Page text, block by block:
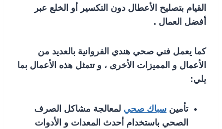
القيام بتصليح الأعطال دون التكسير أو الخلع عبر
أفضل العمال .
كما يعمل فني صحي هندي الفروانية بالعديد من
الأعمال و المميزات الأخرى ، و تتمثل هذه الأعمال بما
يلي:
تأمين سباك صحي لمعالجة مشاكل الصرف
الصحي باستخدام أحدث المعدات و الأدوات